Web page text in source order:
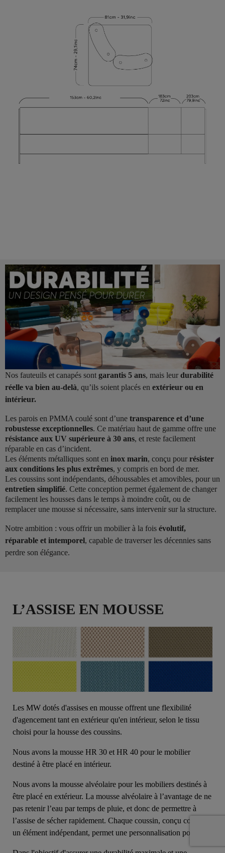
Nos fauteuils et canapés sont garantis 5 ans, mais leur durabilité
réelle va bien au-delà, qu’ils soient placés en extérieur ou en
intérieur.
Les parois en PMMA coulé sont d’une transparence et d’une
robustesse exceptionnelles. Ce matériau haut de gamme offre une
résistance aux UV supérieure à 30 ans, et reste facilement
réparable en cas d’incident.
Les éléments métalliques sont en inox marin, conçu pour résister
aux conditions les plus extrêmes, y compris en bord de mer.
Les coussins sont indépendants, déhoussables et amovibles, pour un
entretien simplifié. Cette conception permet également de changer
facilement les housses dans le temps à moindre coût, ou de
remplacer une mousse si nécessaire, sans intervenir sur la structure.
Notre ambition : vous offrir un mobilier à la fois évolutif,
réparable et intemporel, capable de traverser les décennies sans
perdre son élégance.
L’ASSISE EN MOUSSE
Les MW dotés d'assises en mousse offrent une flexibilité
d'agencement tant en extérieur qu'en intérieur, selon le tissu
choisi pour la housse des coussins.
Nous avons la mousse HR 30 et HR 40 pour le mobilier
destiné à être placé en intérieur.
Nous avons la mousse alvéolaire pour les mobiliers destinés à
être placé en extérieur. La mousse alvéolaire à l’avantage de ne
pas retenir l’eau par temps de pluie, et donc de permettre à
l’assise de sécher rapidement. Chaque coussin, conçu comme
un élément indépendant, permet une personnalisation poussée.